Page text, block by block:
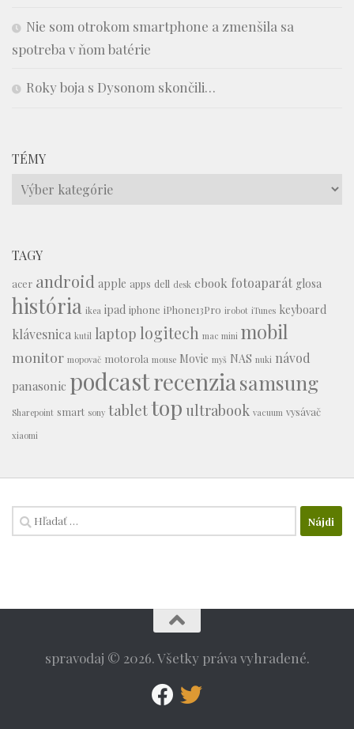
Nie som otrokom smartphone a zmenšila sa
spotreba v ňom batérie
Roky boja s Dysonom skončili…
TÉMY
Témy
TAGY
acer android apple apps dell desk ebook fotoaparát glosa
história ikea ipad iphone iPhone13Pro irobot iTunes keyboard
klávesnica kutil laptop logitech mac mini mobil
monitor mopovač motorola mouse Movie myš NAS nuki návod
panasonic podcastrecenziasamsung
Sharepoint smart sony tablettop ultrabook vacuum vysávač
xiaomi
Hľadať:
spravodaj © 2026. Všetky práva vyhradené.